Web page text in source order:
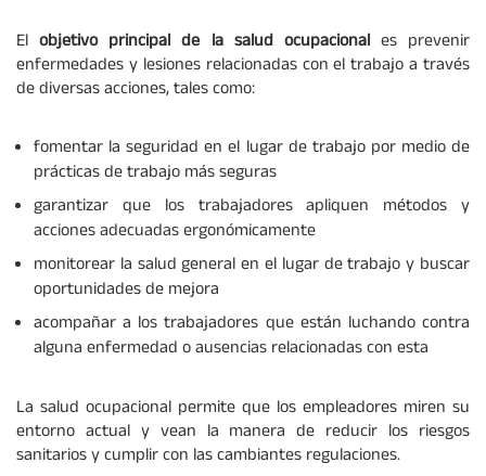
Elobjetivo principal de la salud ocupacionales prevenir
enfermedades y lesiones relacionadas con el trabajo a través
de diversas acciones, tales como:
fomentar la seguridad en el lugar de trabajo por medio de
prácticas de trabajo más seguras
garantizar que los trabajadores apliquen métodos y
acciones adecuadas ergonómicamente
monitorear la salud general en el lugar de trabajo y buscar
oportunidades de mejora
acompañar a los trabajadores que están luchando contra
alguna enfermedad o ausencias relacionadas con esta
La salud ocupacional permite que los empleadores miren su
entorno actual y vean la manera de reducir los riesgos
sanitarios y cumplir con las cambiantes regulaciones.